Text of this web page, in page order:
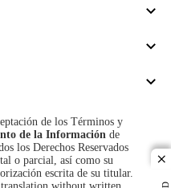
de los Términos y
de la Información de
los Derechos Reservados
o parcial, así como su
escrita de su titular.